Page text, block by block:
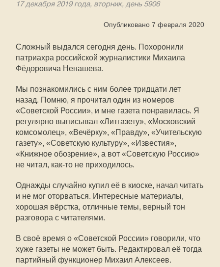
17 декабря 2019 года, вторник, день 5906
Опубликовано 7 февраля 2020
Сложный выдался сегодня день. Похоронили
патриахра российской журналистики Михаила
Фёдоровича Ненашева.
Мы познакомились с ним более тридцати лет
назад. Помню, я прочитал один из номеров
«Советской России», и мне газета понравилась. Я
регулярно выписывал «Литгазету», «Московский
комсомолец», «Вечёрку», «Правду», «Учительскую
газету», «Советскую культуру», «Известия»,
«Книжное обозрение», а вот «Советскую Россию»
не читал, как-то не приходилось.
Однажды случайно купил её в киоске, начал читать
и не мог оторваться. Интересные материалы,
хорошая вёрстка, отличные темы, верный тон
разговора с читателями.
В своё время о «Советской России» говорили, что
хуже газеты не может быть. Редактировал её тогда
партийный функционер Михаил Алексеев.